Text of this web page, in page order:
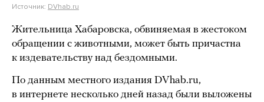
Источник: DVhab.ru
Жительница Хабаровска, обвиняемая в жестоком
обращении с животными, может быть причастна
к издевательству над бездомными.
По данным местного издания DVhab.ru,
в интернете несколько дней назад были выложены